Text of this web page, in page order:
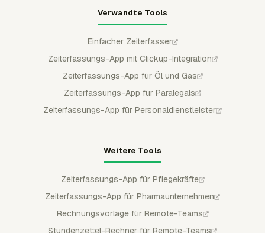
Verwandte Tools
Einfacher Zeiterfasser
Zeiterfassungs-App mit Clickup-Integration
Zeiterfassungs-App für Öl und Gas
Zeiterfassungs-App für Paralegals
Zeiterfassungs-App für Personaldienstleister
Weitere Tools
Zeiterfassungs-App für Pflegekräfte
Zeiterfassungs-App für Pharmaunternehmen
Rechnungsvorlage für Remote-Teams
Stundenzettel-Rechner für Remote-Teams